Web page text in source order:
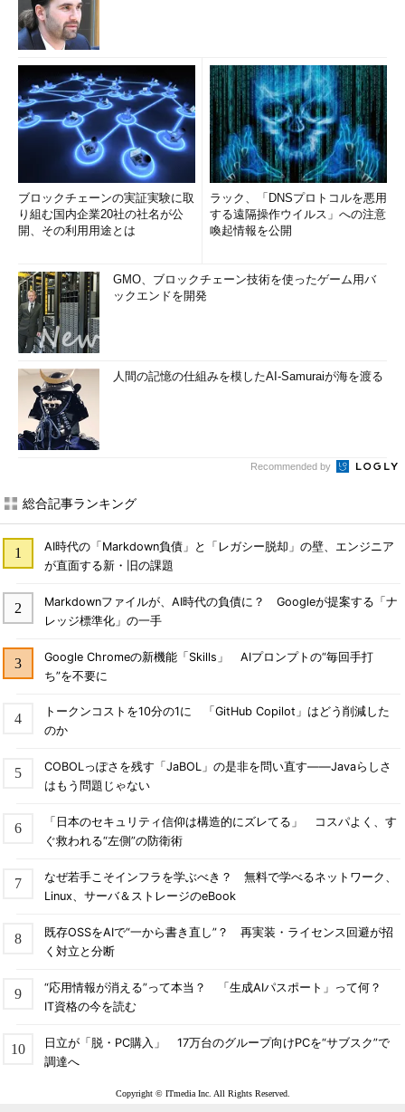
ブロックチェーンの実証実験に取
り組む国内企業20社の社名が公
開、その利用用途とは
ラック、「DNSプロトコルを悪用
する遠隔操作ウイルス」への注意
喚起情報を公開
GMO、ブロックチェーン技術を使ったゲーム用バ
ックエンドを開発
人間の記憶の仕組みを模したAI-Samuraiが海を渡る
Recommended by
総合記事ランキング
AI時代の「Markdown負債」と「レガシー脱却」の壁、エンジニア
が直面する新・旧の課題
Markdownファイルが、AI時代の負債に？ Googleが提案する「ナ
レッジ標準化」の一手
Google Chromeの新機能「Skills」 AIプロンプトの“毎回手打
ち”を不要に
トークンコストを10分の1に 「GitHub Copilot」はどう削減した
のか
COBOLっぽさを残す「JaBOL」の是非を問い直す――Javaらしさ
はもう問題じゃない
「日本のセキュリティ信仰は構造的にズレてる」 コスパよく、す
ぐ救われる“左側”の防衛術
なぜ若手こそインフラを学ぶべき？ 無料で学べるネットワーク、
Linux、サーバ＆ストレージのeBook
既存OSSをAIで“一から書き直し”？ 再実装・ライセンス回避が招
く対立と分断
“応用情報が消える”って本当？ 「生成AIパスポート」って何？
IT資格の今を読む
日立が「脱・PC購入」 17万台のグループ向けPCを“サブスク”で
調達へ
Copyright © ITmedia Inc. All Rights Reserved.